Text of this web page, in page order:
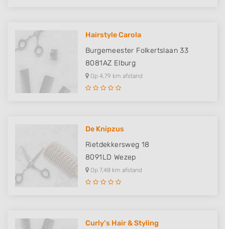
Hairstyle Carola
Burgemeester Folkertslaan 33
8081AZ Elburg
Op 4,79 km afstand
De Knipzus
Rietdekkersweg 18
8091LD Wezep
Op 7,48 km afstand
Curly’s Hair & Styling